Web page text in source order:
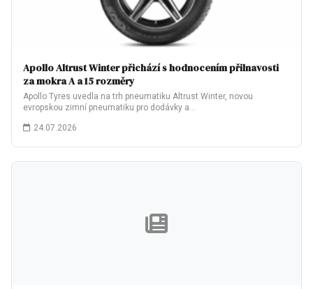
Apollo Altrust Winter přichází s hodnocením přilnavosti
za mokra A a 15 rozměry
Apollo Tyres uvedla na trh pneumatiku Altrust Winter, novou
evropskou zimní pneumatiku pro dodávky a…
24.07.2026